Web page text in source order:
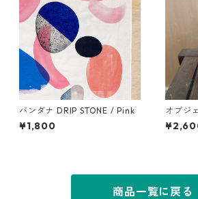
バンダナ DRIP STONE / Pink
¥1,800
オブジ
商品一覧に戻る